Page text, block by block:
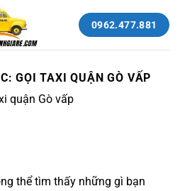
0962.477.881
GỌI TAXI QUẬN GÒ VẤP
quận Gò vấp
thể tìm thấy những gì bạn